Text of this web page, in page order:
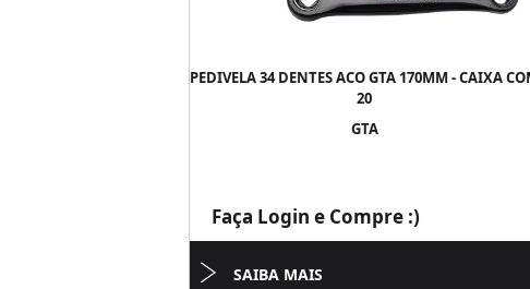
PEDIVELA 34 DENTES ACO GTA 170MM - CAIXA
20
GTA
Faça Login e Compre :)
SAIBA MAIS